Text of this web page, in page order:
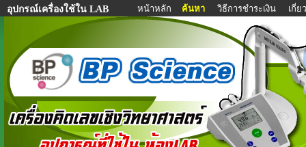
อุปกรณ์เครื่องใช้ใน LAB หน้าหลัก ค้นหา วิธีการชำระเงิน เกี่ย